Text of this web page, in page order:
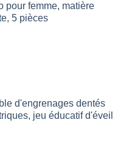
pour femme, matière
5 pièces
d'engrenages dentés
jeu éducatif d'éveil